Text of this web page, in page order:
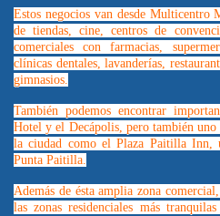
Estos negocios van desde Multicentro
de tiendas, cine, centros de
comerciales con farmacias,
clínicas dentales, lavanderías,
gimnasios.
También podemos encontrar
Hotel y el Decápolis, pero también
la ciudad como el Plaza Paitilla Inn,
Punta Paitilla.
Además de ésta amplia zona
las zonas residenciales más